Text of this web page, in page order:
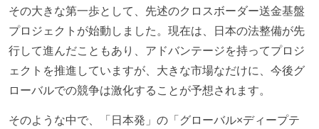
その大きな第一歩として、先述のクロスボーダー送金基盤
プロジェクトが始動しました。現在は、日本の法整備が先
行して進んだこともあり、アドバンテージを持ってプロジ
ェクトを推進していますが、大きな市場なだけに、今後グ
ローバルでの競争は激化することが予想されます。
そのような中で、「日本発」の「グローバル×ディープテ